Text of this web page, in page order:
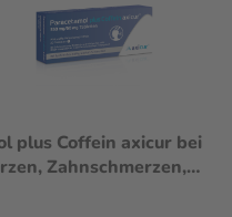
plus Coffein axicur bei
Zahnschmerzen,